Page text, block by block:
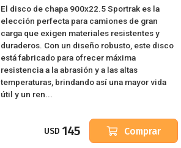
El disco de chapa 900x22.5 Sportrak es la
elección perfecta para camiones de gran
carga que exigen materiales resistentes y
duraderos. Con un diseño robusto, este disco
está fabricado para ofrecer máxima
resistencia a la abrasión y a las altas
temperaturas, brindando así una mayor vida
útil y un ren...
USD 145 Comprar